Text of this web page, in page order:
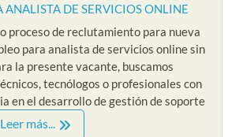
ANALISTA DE SERVICIOS ONLINE
proceso de reclutamiento para nueva
para analista de servicios online sin
la presente vacante, buscamos
tecnólogos o profesionales con
en el desarrollo de gestión de soporte
Leer más...